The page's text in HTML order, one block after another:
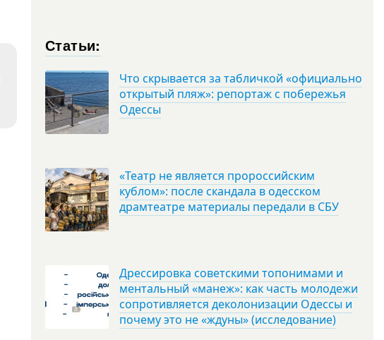
Статьи:
Что скрывается за табличкой «официально
открытый пляж»: репортаж с побережья
Одессы
«Театр не является пророссийским
кублом»: после скандала в одесском
драмтеатре материалы передали в СБУ
Дрессировка советскими топонимами и
ментальный «манеж»: как часть молодежи
сопротивляется деколонизации Одессы и
почему это не «ждуны» (исследование)